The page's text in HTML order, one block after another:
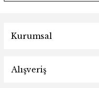
Kurumsal
Alışveriş